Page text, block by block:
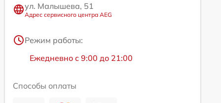
ул. Малышева, 51
Адрес сервисного центра AEG
Режим работы:
Ежедневно с 9:00 до 21:00
Способы оплаты